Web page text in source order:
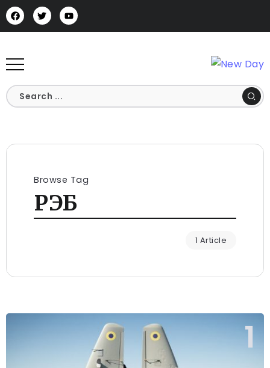
Browse Tag
РЭБ
1 Article